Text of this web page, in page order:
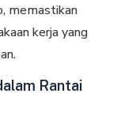
memastikan
kerja yang
Rantai